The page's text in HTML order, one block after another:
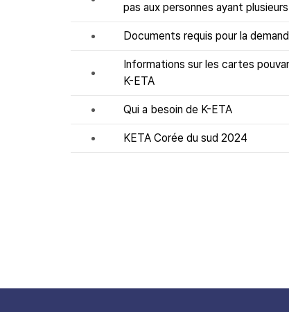
pas aux personnes ayant
Documents requis pour la
Informations sur les cartes
K-ETA
Qui a besoin de K-ETA
KETA Corée du sud 2024